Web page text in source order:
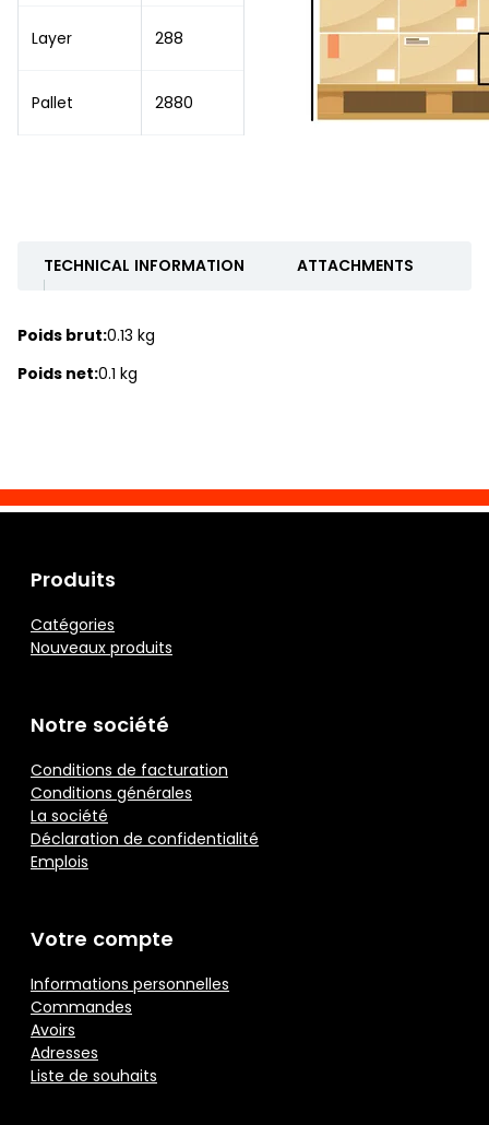
Layer 288
Pallet 2880
TECHNICAL INFORMATION ATTACHMENTS
Poids brut:0.13 kg
Poids net:0.1 kg
Produits
Catégories
Nouveaux produits
Notre société
Conditions de facturation
Conditions générales
La société
Déclaration de confidentialité
Emplois
Votre compte
Informations personnelles
Commandes
Avoirs
Adresses
Liste de souhaits